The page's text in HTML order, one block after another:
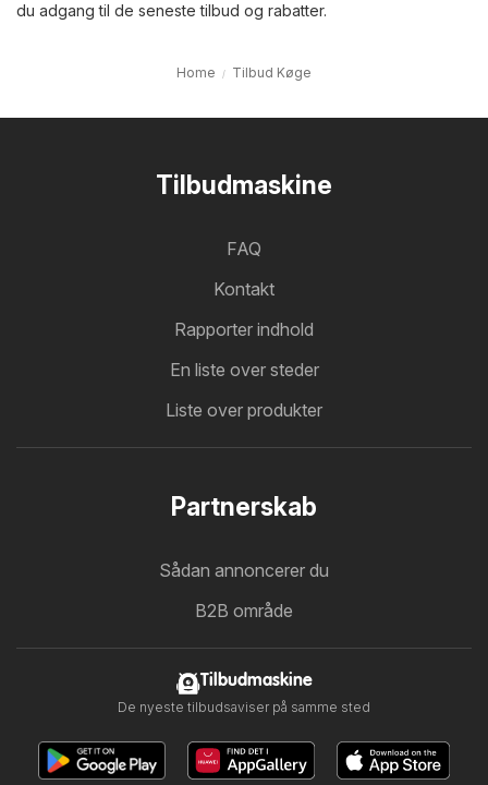
du adgang til de seneste tilbud og rabatter.
Home Tilbud Køge
Tilbudmaskine
FAQ
Kontakt
Rapporter indhold
En liste over steder
Liste over produkter
Partnerskab
Sådan annoncerer du
B2B område
Tilbudmaskine
De nyeste tilbudsaviser på samme sted